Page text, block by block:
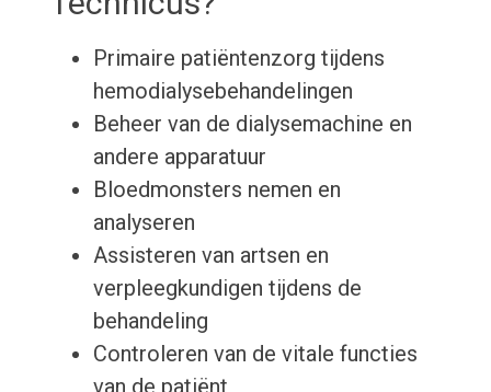
Primaire patiëntenzorg tijdens
hemodialysebehandelingen
Beheer van de dialysemachine en
andere apparatuur
Bloedmonsters nemen en
analyseren
Assisteren van artsen en
verpleegkundigen tijdens de
behandeling
Controleren van de vitale functies
van de patiënt